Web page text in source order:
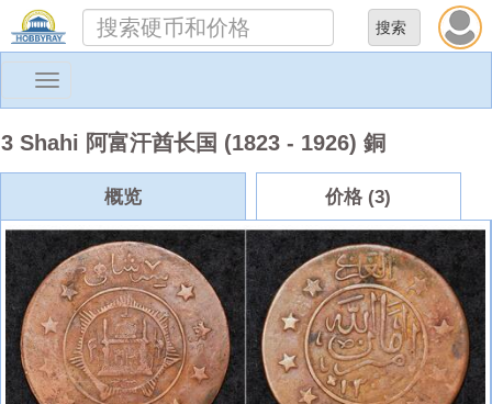
Toggle
3 Shahi 阿富汗酋长国 (1823 - 1926) 銅
概览 价格 (3)